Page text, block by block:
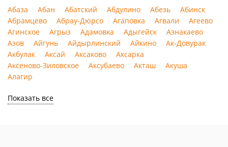
Абаза Абан Абатский Абдулино Абезь
Абинск
Абрамцево
Абрау-Дюрсо Агаповка Агвали
Агеево
Агинское
Агрыз Адамовка Адыгейск
Азнакаево
Азов
Айгунь Айдырлинский Айкино
Ак-Довурак
Акбулак
Аксай Аксаково
Аксарка
Аксеново-Зиловское
Аксубаево Акташ
Акуша
Алагир
Показать все